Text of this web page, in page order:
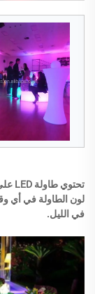
لون الطاولة في أي
في الليل.